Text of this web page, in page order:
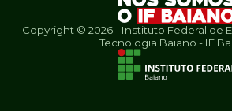
Copyright © 2026- Instituto Federal de
Tecnologia Baiano - IF